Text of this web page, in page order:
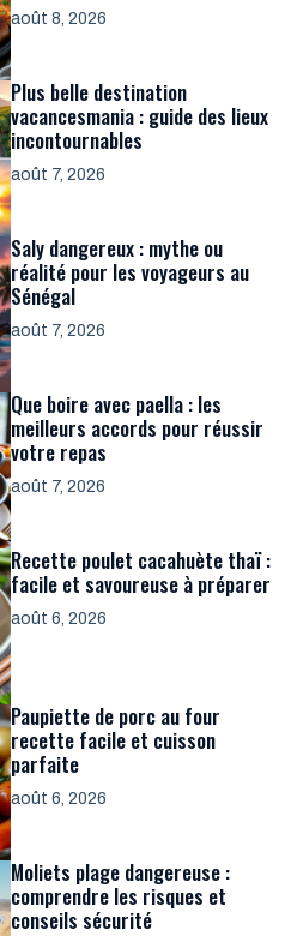
août 8, 2026
Plus belle destination
vacancesmania : guide des lieux
incontournables
août 7, 2026
Saly dangereux : mythe ou
réalité pour les voyageurs au
Sénégal
août 7, 2026
Que boire avec paella : les
meilleurs accords pour réussir
votre repas
août 7, 2026
Recette poulet cacahuète thaï :
facile et savoureuse à préparer
août 6, 2026
Paupiette de porc au four
recette facile et cuisson
parfaite
août 6, 2026
Moliets plage dangereuse :
comprendre les risques et
conseils sécurité